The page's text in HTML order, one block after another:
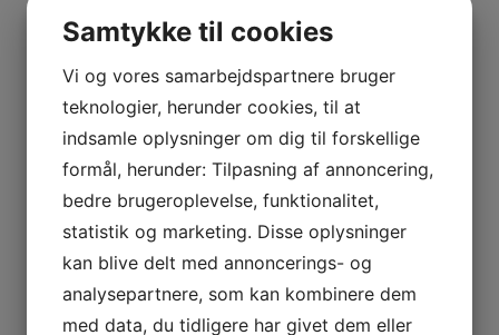
Samtykke til cookies
Vi og vores samarbejdspartnere bruger
teknologier, herunder cookies, til at
indsamle oplysninger om dig til forskellige
formål, herunder: Tilpasning af annoncering,
bedre brugeroplevelse, funktionalitet,
statistik og marketing. Disse oplysninger
kan blive delt med annoncerings- og
analysepartnere, som kan kombinere dem
med data, du tidligere har givet dem eller